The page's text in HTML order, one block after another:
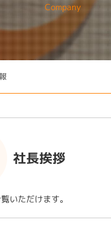
Company
社長挨拶
いただけます。